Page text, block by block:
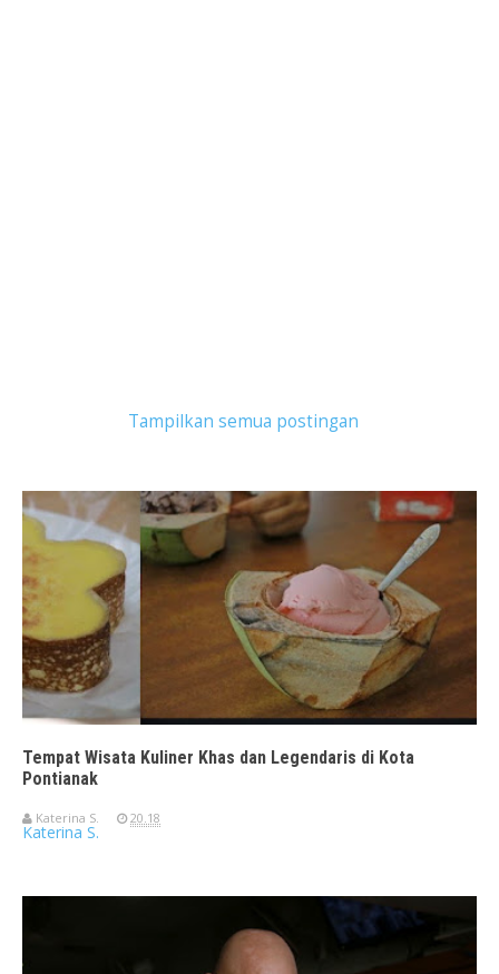
Tampilkan semua postingan
Tempat Wisata Kuliner Khas dan Legendaris di Kota
Pontianak
Katerina S. 20.18
Katerina S.